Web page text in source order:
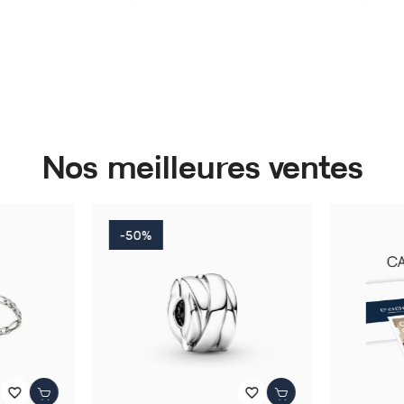
Nos meilleures ventes
favorite_border favorite_border
-50%